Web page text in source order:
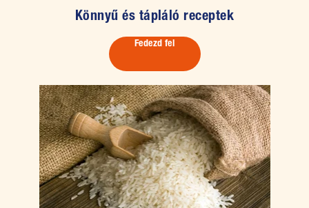
Könnyű és tápláló receptek
Fedezd fel